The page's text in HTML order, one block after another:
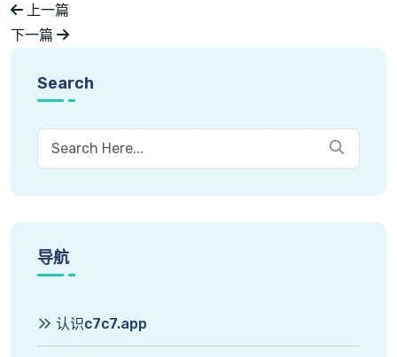
上一篇
下一篇
Search
导航
认识c7c7.app